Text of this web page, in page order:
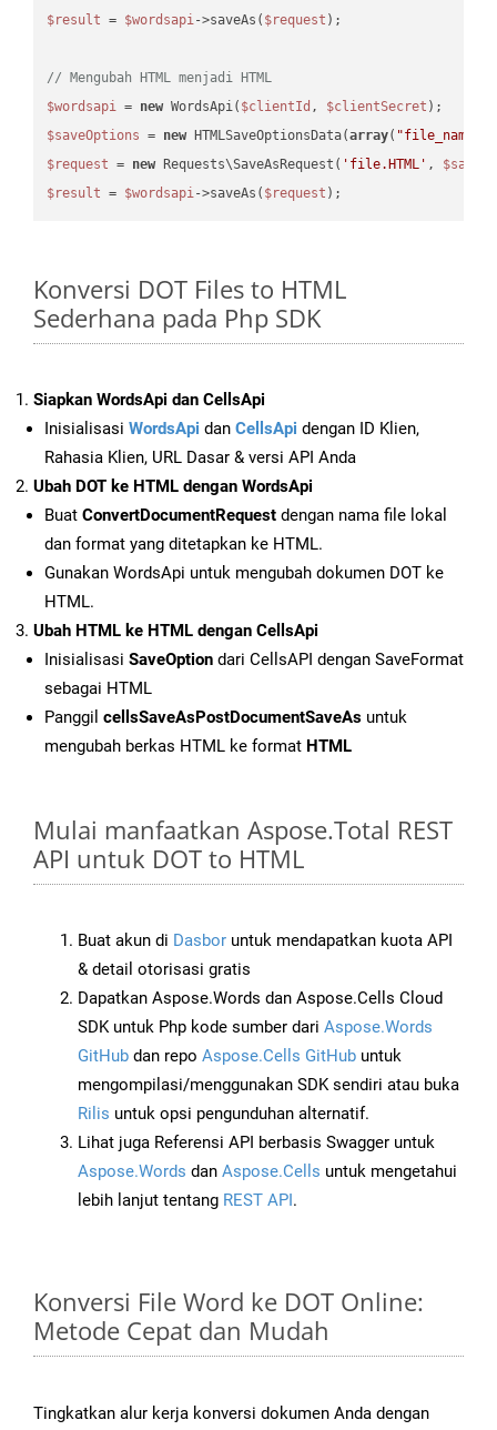
$result = $wordsapi->saveAs( $request );
// Mengubah HTML menjadi HTML
$wordsapi = new WordsApi( $clientId , $clientSecret
$saveOptions = new HTMLSaveOptionsData(array( "file_name"
$request = new Requests\SaveAsRequest( 'file.HTML' ,
$result = $wordsapi->saveAs( $request
Konversi DOT Files to HTML
Sederhana pada Php SDK
Siapkan WordsApi dan CellsApi
Inisialisasi WordsApi dan CellsApi dengan ID Klien,
Rahasia Klien, URL Dasar & versi API Anda
Ubah DOT ke HTML dengan WordsApi
Buat ConvertDocumentRequest dengan nama file lokal
dan format yang ditetapkan ke HTML.
Gunakan WordsApi untuk mengubah dokumen DOT ke
HTML.
Ubah HTML ke HTML dengan CellsApi
Inisialisasi SaveOption dari CellsAPI dengan SaveFormat
sebagai HTML
Panggil cellsSaveAsPostDocumentSaveAs untuk
mengubah berkas HTML ke format HTML
Mulai manfaatkan Aspose.Total REST
API untuk DOT to HTML
Buat akun di Dasbor untuk mendapatkan kuota API
& detail otorisasi gratis
Dapatkan Aspose.Words dan Aspose.Cells Cloud
SDK untuk Php kode sumber dari Aspose.Words
GitHub dan repo Aspose.Cells GitHub untuk
mengompilasi/menggunakan SDK sendiri atau buka
Rilis untuk opsi pengunduhan alternatif.
Lihat juga Referensi API berbasis Swagger untuk
Aspose.Words dan Aspose.Cells untuk mengetahui
lebih lanjut tentang REST API.
Konversi File Word ke DOT Online:
Metode Cepat dan Mudah
Tingkatkan alur kerja konversi dokumen Anda dengan